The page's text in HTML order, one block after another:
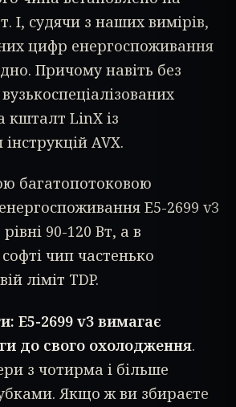
І, судячи з наших вимірів,
цифр енергоспоживання
Причому навіть без
кшталт LinX із
AVX.
багатопотоковою
E5-2699 v3
90-120 Вт, а в
чип частенько
ліміт TDP.
E5-2699 v3 вимагає
до свого охолодження.
з чотирма і більше
Якщо ж ви збираєте